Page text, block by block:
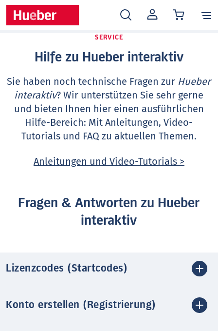
MEIN
KONTO
SERVICE
Hilfe zu Hueber interaktiv
Sie haben noch technische Fragen zur Hueber
interaktiv? Wir unterstützen Sie sehr gerne
und bieten Ihnen hier einen ausführlichen
Hilfe-Bereich: Mit Anleitungen, Video-
Tutorials und FAQ zu aktuellen Themen.
Anleitungen und Video-Tutorials >
Fragen & Antworten zu Hueber
interaktiv
Lizenzcodes (Startcodes)
Konto erstellen (Registrierung)